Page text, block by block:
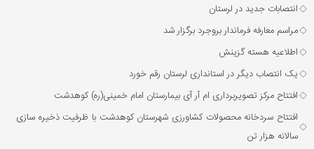
انتصابات جدید در لرستان
مراسم معارفه فرماندار بروجرد برگزار شد
اطلاعیه هسته گزینش
یک انتصاب دیگر در استانداری لرستان رقم خورد
افتتاح مرکز تصویربرداری ام آر آی بیمارستان امام خمینی(ره) کوهدشت
افتتاح سردخانه محصولات کشاورزی شهرستان کوهدشت با ظرفیت ذخیره‌ سازی
سالانه هزار تن